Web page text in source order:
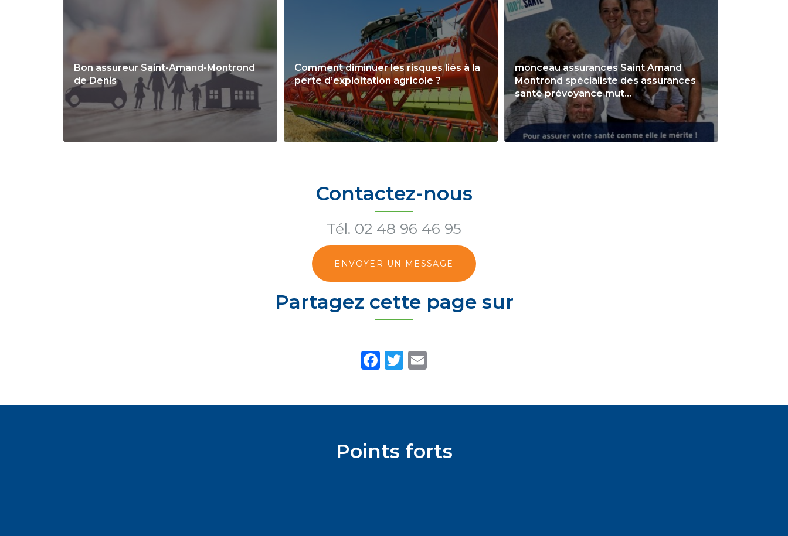
Bon assureur Saint-Amand-Montrond
de Denis
Comment diminuer les risques liés à la
perte d’exploitation agricole ?
monceau assurances Saint Amand
Montrond spécialiste des assurances
santé prévoyance mut...
Contactez-nous
Tél. 02 48 96 46 95
ENVOYER UN MESSAGE
Partagez cette page sur
Facebook
Twitter
Points forts